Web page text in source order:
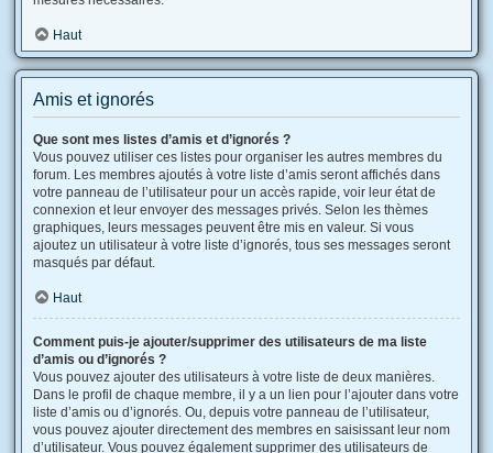
Haut
Amis et ignorés
Que sont mes listes d’amis et d’ignorés ?
Vous pouvez utiliser ces listes pour organiser les autres membres du
forum. Les membres ajoutés à votre liste d’amis seront affichés dans
votre panneau de l’utilisateur pour un accès rapide, voir leur état de
connexion et leur envoyer des messages privés. Selon les thèmes
graphiques, leurs messages peuvent être mis en valeur. Si vous
ajoutez un utilisateur à votre liste d’ignorés, tous ses messages seront
masqués par défaut.
Haut
Comment puis-je ajouter/supprimer des utilisateurs de ma liste
d’amis ou d’ignorés ?
Vous pouvez ajouter des utilisateurs à votre liste de deux manières.
Dans le profil de chaque membre, il y a un lien pour l’ajouter dans votre
liste d’amis ou d’ignorés. Ou, depuis votre panneau de l’utilisateur,
vous pouvez ajouter directement des membres en saisissant leur nom
d’utilisateur. Vous pouvez également supprimer des utilisateurs de